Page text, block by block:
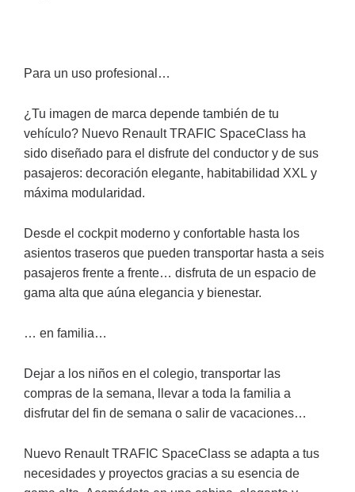
Para un uso profesional…
¿Tu imagen de marca depende también de tu
vehículo? Nuevo Renault TRAFIC SpaceClass ha
sido diseñado para el disfrute del conductor y de sus
pasajeros: decoración elegante, habitabilidad XXL y
máxima modularidad.
Desde el cockpit moderno y confortable hasta los
asientos traseros que pueden transportar hasta a seis
pasajeros frente a frente… disfruta de un espacio de
gama alta que aúna elegancia y bienestar.
… en familia…
Dejar a los niños en el colegio, transportar las
compras de la semana, llevar a toda la familia a
disfrutar del fin de semana o salir de vacaciones…
Nuevo Renault TRAFIC SpaceClass se adapta a tus
necesidades y proyectos gracias a su esencia de